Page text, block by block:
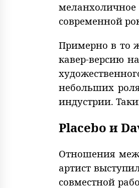
современной
Примерно в то
кавер-версию
небольших
индустрии.
Placebo и
Отношения
артист
совместной